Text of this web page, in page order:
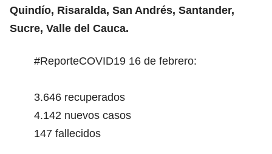
Quindío, Risaralda, San Andrés, Santander,
Sucre, Valle del Cauca.
#ReporteCOVID19 16 de febrero:
3.646 recuperados
4.142 nuevos casos
147 fallecidos